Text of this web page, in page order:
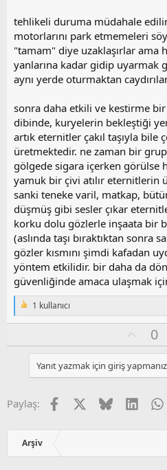
tehlikeli duruma müdahale
motorlarını park etmemeleri
"tamam" diye uzaklaşırlar ama
yanlarına kadar gidip uyarmak
aynı yerde oturmaktan
sonra daha etkili ve kestirme
dibinde, kuryelerin bekleştiği
artık eternitler çakıl taşıyla bile
üretmektedir. ne zaman bir grup
gölgede sigara içerken görülse
yamuk bir çivi atılır eternitlerin
sanki teneke varil, matkap,
düşmüş gibi sesler çıkar
korku dolu gözlerle inşaata bir
(aslında taşı bıraktıktan sonra
gözler kısmını şimdi kafadan
yöntem etkilidir. bir daha da
güvenliğinde amaca ulaşmak
T
e
1 kullanıcı
y
l
a
0
Yanıt yazmak için giriş
Paylaş: Facebook Bluesky
Arşiv